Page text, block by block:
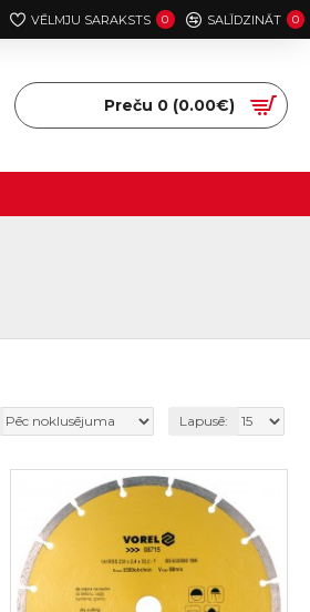
VĒLMJU SARAKSTS 0 SALĪDZINĀT 0
Preču 0 (0.00€)
Lapusē: